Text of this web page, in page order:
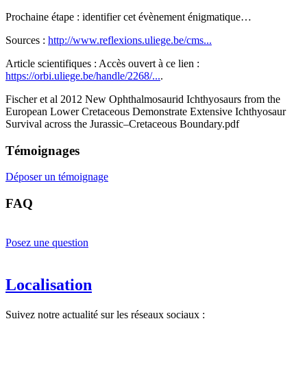
Prochaine étape : identifier cet évènement énigmatique…
Sources : http://www.reflexions.uliege.be/cms...
Article scientifiques : Accès ouvert à ce lien :
https://orbi.uliege.be/handle/2268/....
Fischer et al 2012 New Ophthalmosaurid Ichthyosaurs from the
European Lower Cretaceous Demonstrate Extensive Ichthyosaur
Survival across the Jurassic–Cretaceous Boundary.pdf
Témoignages
Déposer un témoignage
FAQ
Posez une question
Localisation
Suivez notre actualité sur les réseaux sociaux :